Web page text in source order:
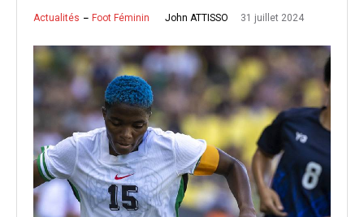
Actualités Foot Féminin John ATTISSO 31 juillet 2024